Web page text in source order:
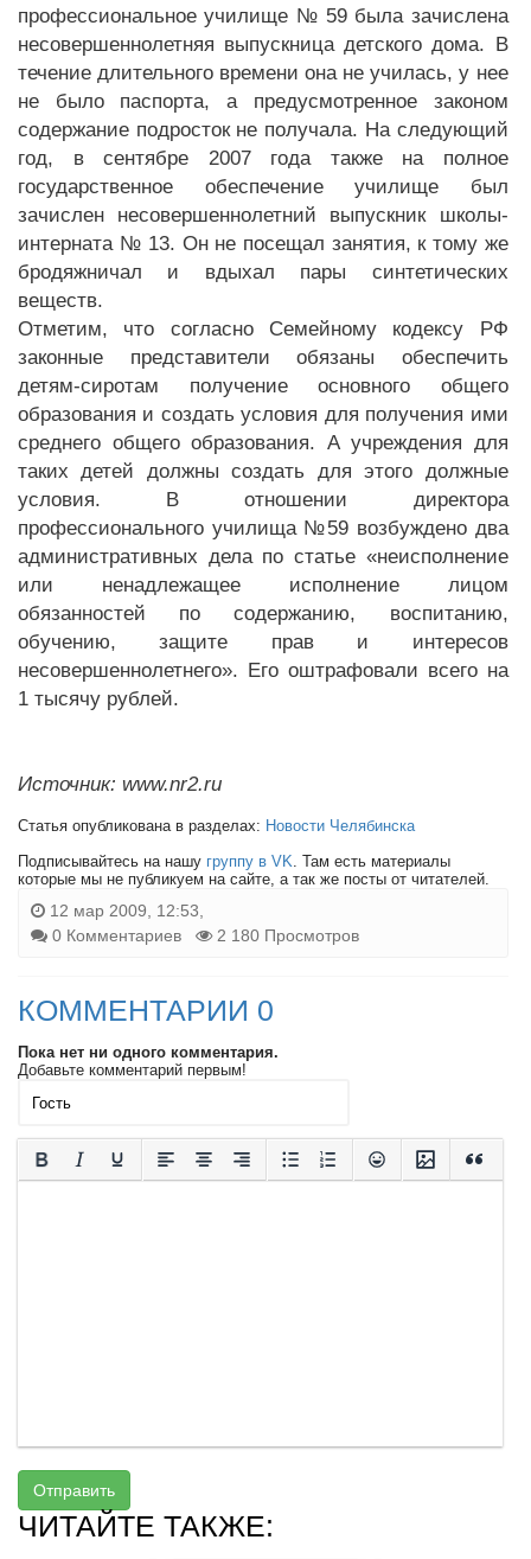
профессиональное училище № 59 была зачислена
несовершеннолетняя выпускница детского дома. В
течение длительного времени она не училась, у нее
не было паспорта, а предусмотренное законом
содержание подросток не получала. На следующий
год, в сентябре 2007 года также на полное
государственное обеспечение училище был
зачислен несовершеннолетний выпускник школы-
интерната № 13. Он не посещал занятия, к тому же
бродяжничал и вдыхал пары синтетических
веществ.
Отметим, что согласно Семейному кодексу РФ
законные представители обязаны обеспечить
детям-сиротам получение основного общего
образования и создать условия для получения ими
среднего общего образования. А учреждения для
таких детей должны создать для этого должные
условия. В отношении директора
профессионального училища №59 возбуждено два
административных дела по статье «неисполнение
или ненадлежащее исполнение лицом
обязанностей по содержанию, воспитанию,
обучению, защите прав и интересов
несовершеннолетнего». Его оштрафовали всего на
1 тысячу рублей.
Источник: www.nr2.ru
Статья опубликована в разделах: Новости Челябинска
Подписывайтесь на нашу группу в VK. Там есть материалы
которые мы не публикуем на сайте, а так же посты от читателей.
12 мар 2009, 12:53,
0 Комментариев
2 180 Просмотров
КОММЕНТАРИИ 0
Пока нет ни одного комментария.
Добавьте комментарий первым!
Отправить
ЧИТАЙТЕ ТАКЖЕ: